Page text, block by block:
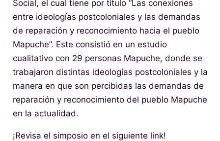
Social, el cual tiene por titulo “Las conexiones
entre ideologías postcoloniales y las demandas
de reparación y reconocimiento hacia el pueblo
Mapuche”. Este consistió en un estudio
cualitativo con 29 personas Mapuche, donde se
trabajaron distintas ideologías postcoloniales y la
manera en que son percibidas las demandas de
reparación y reconocimiento del pueblo Mapuche
en la actualidad.
¡Revisa el simposio en el siguiente link!